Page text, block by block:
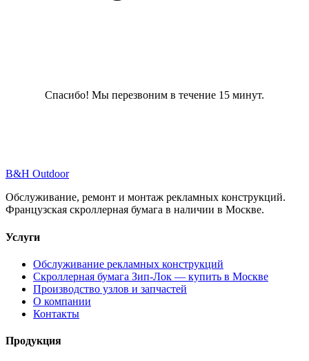
Спасибо! Мы перезвоним в течение 15 минут.
B&H Outdoor
Обслуживание, ремонт и монтаж рекламных конструкций.
Французская скроллерная бумага в наличии в Москве.
Услуги
Обслуживание рекламных конструкций
Скроллерная бумага Зип-Лок — купить в Москве
Производство узлов и запчастей
О компании
Контакты
Продукция